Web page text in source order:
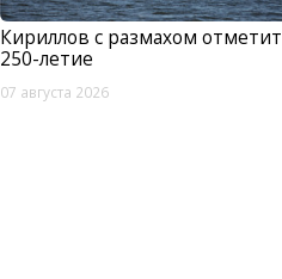
Кириллов с размахом отметит
250-летие
07 августа 2026